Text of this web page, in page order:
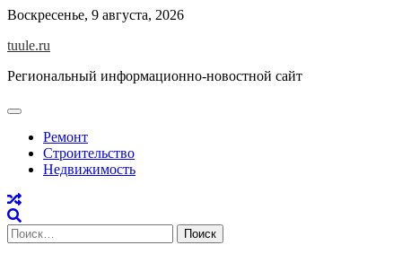
Skip
content
Воскресенье, 9 августа, 2026
tuule.ru
Региональный информационно-новостной сайт
Ремонт
Строительство
Недвижимость
Найти: